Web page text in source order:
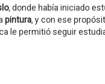
, donde había iniciado
pintura, y con ese
le permitió seguir